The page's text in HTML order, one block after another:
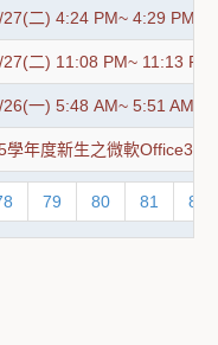
二) 4:24 PM~ 4:29 PM
二) 11:08 PM~ 11:13
一) 5:48 AM~ 5:51 AM
年度新生之微軟Office365
79 80 81 82